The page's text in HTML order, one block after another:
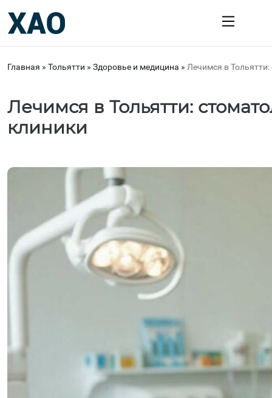
Главная » Тольятти » Здоровье и медицина » Лечимся в
Лечимся в Тольятти:
клиники